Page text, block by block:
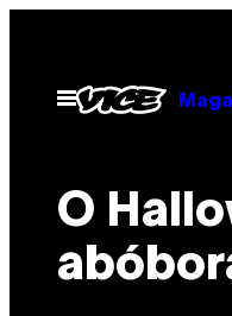
contentOpen
Menu
O